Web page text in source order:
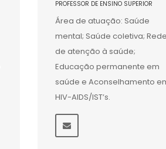
PROFESSOR DE ENSINO SUPERIOR
Área de atuação: Saúde
mental; Saúde coletiva;
de atenção à saúde;
Educação permanente em
saúde e Aconselhamento
HIV-AIDS/IST’s.